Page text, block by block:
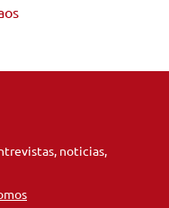
noticias,